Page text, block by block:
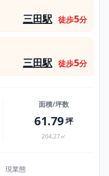
三田駅 徒歩5分
三田駅 徒歩5分
面積/坪数
61.79坪
204.27㎡
現業態